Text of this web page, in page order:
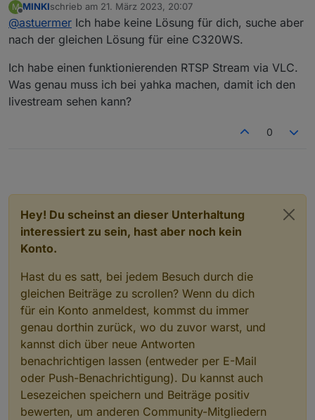
Credentials die man vorher in der App von TP-Link
eingerichtet hat. Ich befürchte das geht so nicht.
M
Offline
MINKIschrieb am 21. März 2023, 20:07
zuletzt editiert von
@astuermer Ich habe keine Lösung für dich, suche aber
nach der gleichen Lösung für eine C320WS.
Ich habe einen funktionierenden RTSP Stream via VLC.
Was genau muss ich bei yahka machen, damit ich den
livestream sehen kann?
0
Hey! Du scheinst an dieser Unterhaltung
interessiert zu sein, hast aber noch kein
Konto.
Hast du es satt, bei jedem Besuch durch die
gleichen Beiträge zu scrollen? Wenn du dich
für ein Konto anmeldest, kommst du immer
genau dorthin zurück, wo du zuvor warst, und
kannst dich über neue Antworten
benachrichtigen lassen (entweder per E-Mail
oder Push-Benachrichtigung). Du kannst auch
Lesezeichen speichern und Beiträge positiv
bewerten, um anderen Community-Mitgliedern